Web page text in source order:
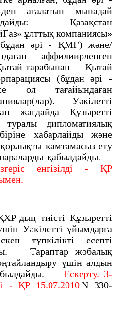
аталатын мынадай
Қазақстан
ұлттық компаниясы»
(бұдан әpi - ҚМГ) және/
аффилиирленген
тарабынан — Қытай
(бұдан әpi -
ол тағайындаған
Уәкілетті
жағдайда Құзыретті
дипломатиялық
хабарлайды және
қамтамасыз ету
қабылдайды.
енгізілді - ҚР
дың тиісті Құзыретті
Уәкілетті ұйымдарға
түпкілікті есепті
Тараптар жобалық
үшін алдын
Ескерту. 3-
- ҚР 15.07.2010N 330-